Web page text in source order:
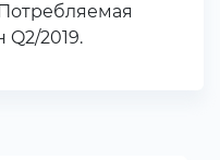
2019.